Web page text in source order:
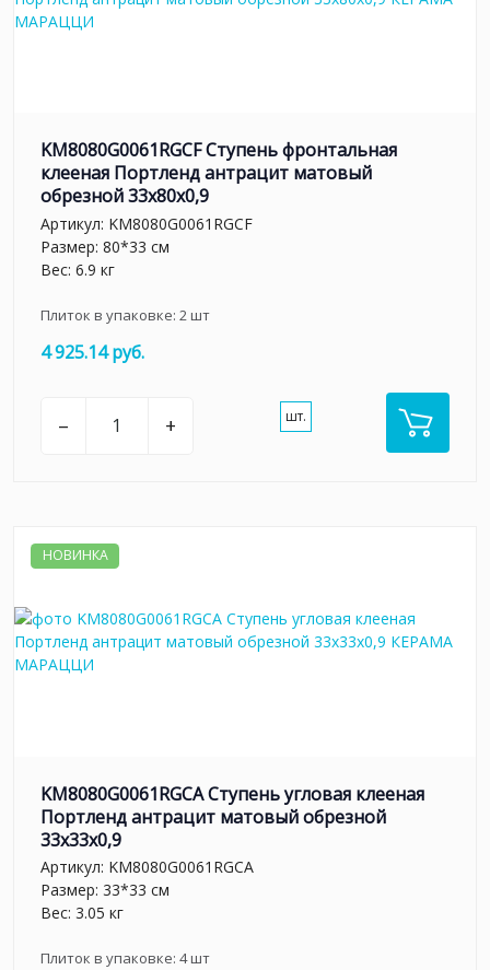
KM8080G0061RGCF Ступень фронтальная
клееная Портленд антрацит матовый
обрезной 33x80x0,9
Артикул: KM8080G0061RGCF
Размер: 80*33 см
Вес: 6.9 кг
Плиток в упаковке: 2шт
4 925.14 руб.
– + шт.
НОВИНКА
KM8080G0061RGCA Ступень угловая клееная
Портленд антрацит матовый обрезной
33x33x0,9
Артикул: KM8080G0061RGCA
Размер: 33*33 см
Вес: 3.05 кг
Плиток в упаковке: 4шт